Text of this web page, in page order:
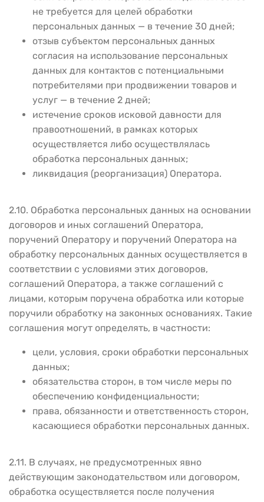
не требуется для целей обработки
персональных данных — в течение 30 дней;
отзыв субъектом персональных данных
согласия на использование персональных
данных для контактов с потенциальными
потребителями при продвижении товаров и
услуг — в течение 2 дней;
истечение сроков исковой давности для
правоотношений, в рамках которых
осуществляется либо осуществлялась
обработка персональных данных;
ликвидация (реорганизация) Оператора.
2.10. Обработка персональных данных на основании
договоров и иных соглашений Оператора,
поручений Оператору и поручений Оператора на
обработку персональных данных осуществляется в
соответствии с условиями этих договоров,
соглашений Оператора, а также соглашений с
лицами, которым поручена обработка или которые
поручили обработку на законных основаниях. Такие
соглашения могут определять, в частности:
цели, условия, сроки обработки персональных
данных;
обязательства сторон, в том числе меры по
обеспечению конфиденциальности;
права, обязанности и ответственность сторон,
касающиеся обработки персональных данных.
2.11. В случаях, не предусмотренных явно
действующим законодательством или договором,
обработка осуществляется после получения